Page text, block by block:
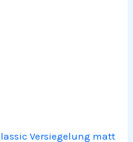
Versiegelung matt